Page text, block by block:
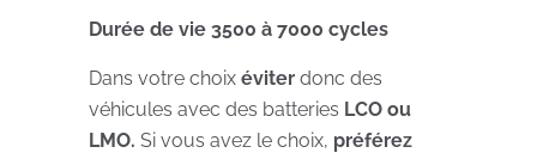
Durée de vie 3500 à 7000 cycles
Dans votre choix éviter donc des
véhicules avec des batteries LCO ou
LMO. Si vous avez le choix, préférez